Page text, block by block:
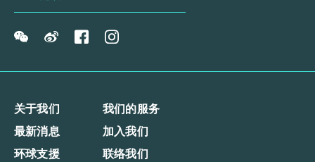
关于我们
我们的服务
最新消息
加入我们
环球支援
联络我们